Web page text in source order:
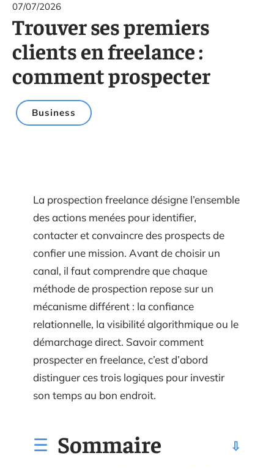
07/07/2026
Trouver ses premiers
clients en freelance :
comment prospecter
Business
La prospection freelance désigne l’ensemble
des actions menées pour identifier,
contacter et convaincre des prospects de
confier une mission. Avant de choisir un
canal, il faut comprendre que chaque
méthode de prospection repose sur un
mécanisme différent : la confiance
relationnelle, la visibilité algorithmique ou le
démarchage direct. Savoir comment
prospecter en freelance, c’est d’abord
distinguer ces trois logiques pour investir
son temps au bon endroit.
Sommaire